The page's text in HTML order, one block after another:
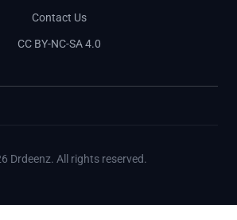
Contact Us
CC BY-NC-SA 4.0
Drdeenz. All rights reserved.